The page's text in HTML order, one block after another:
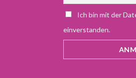
Ich bin mit der
einverstanden.